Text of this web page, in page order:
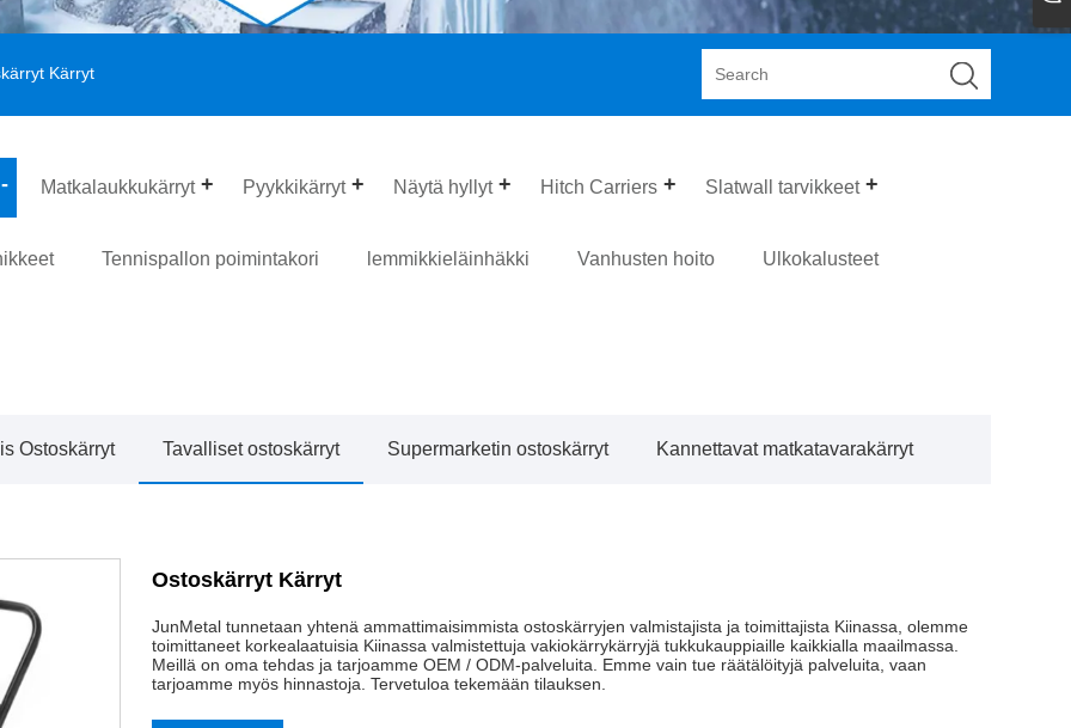
Kärryt
Matkalaukkukärryt Pyykkikärryt Näytä hyllyt Hitch Carriers Slatwall tarvikkeet
Tennispallon poimintakori lemmikkieläinhäkki Vanhusten hoito Ulkokalusteet
Ostoskärryt Tavalliset ostoskärryt Supermarketin ostoskärryt Kannettavat matkatavarakärryt
Ostoskärryt Kärryt
JunMetal tunnetaan yhtenä ammattimaisimmista ostoskärryjen valmistajista ja toimittajista Kiinassa, olemme
toimittaneet korkealaatuisia Kiinassa valmistettuja vakiokärrykärryjä tukkukauppiaille kaikkialla maailmassa.
Meillä on oma tehdas ja tarjoamme OEM / ODM-palveluita. Emme vain tue räätälöityjä palveluita, vaan
tarjoamme myös hinnastoja. Tervetuloa tekemään tilauksen.